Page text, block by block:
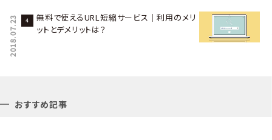
2018.07.23
無料で使えるURL短縮サービス｜利用のメリ
ットとデメリットは？
おすすめ記事